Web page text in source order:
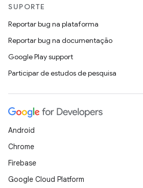
SUPORTE
Reportar bug na plataforma
Reportar bug na documentação
Google Play support
Participar de estudos de pesquisa
Android
Chrome
Firebase
Google Cloud Platform